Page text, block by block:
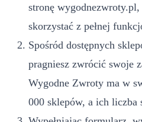
stronę wygodnezwroty.pl,
skorzystać z pełnej
Spośród dostępnych
pragniesz zwrócić swoje
Wygodne Zwroty ma w
000 sklepów, a ich liczba